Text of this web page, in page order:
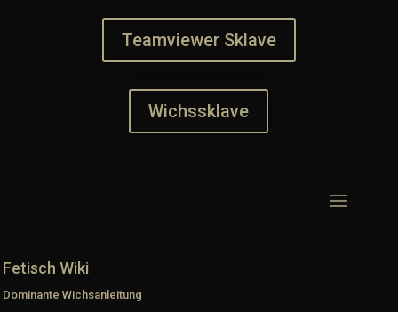
Teamviewer Sklave
Wichssklave
Fetisch Wiki
Dominante Wichsanleitung